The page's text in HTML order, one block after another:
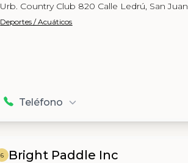
Urb. Country Club 820 Calle Ledrú, San Juan
Deportes / Acuáticos
Teléfono
6 Bright Paddle Inc